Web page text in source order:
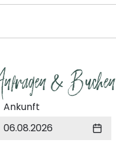
& Buchen
Ankunft
06.08.2026